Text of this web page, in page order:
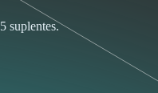
suplentes.